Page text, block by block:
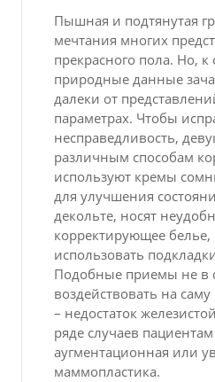
Пышная и подтянутая
мечтания многих
прекрасного пола. Но,
природные данные
далеки от
параметрах. Чтобы
несправедливость,
различным способам
используют кремы
для улучшения
декольте, носят
корректирующее белье,
использовать
Подобные приемы не в
воздействовать на
– недостаток
ряде случаев
аугментационная или
маммопластика.